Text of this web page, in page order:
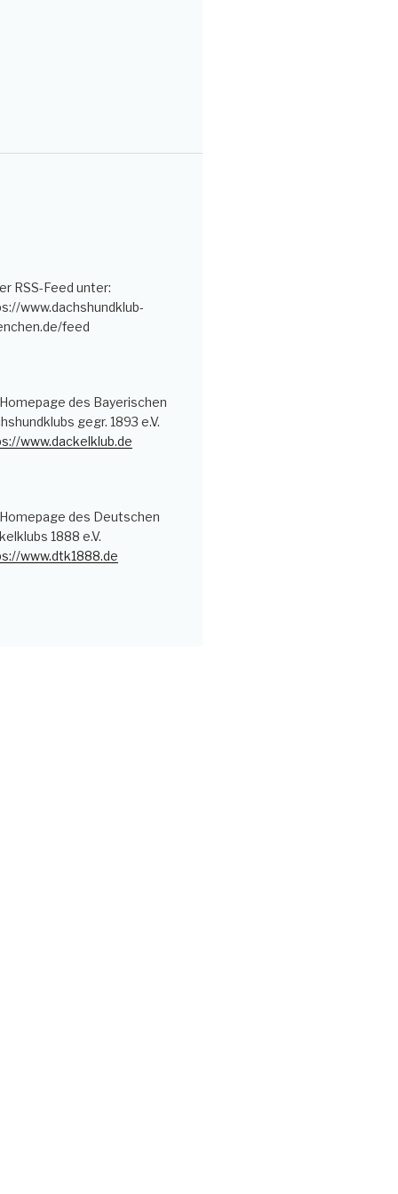
RSS-Feed unter:
www.dachshundklub-
feed
des Bayerischen
gegr. 1893 e.V.
www.dackelklub.de
des Deutschen
1888 e.V.
www.dtk1888.de